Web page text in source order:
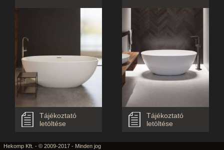
Tájékoztató
letöltése
Tájékoztató
letöltése
Hekomp Kft. - © 2009-2017 - Minden jog